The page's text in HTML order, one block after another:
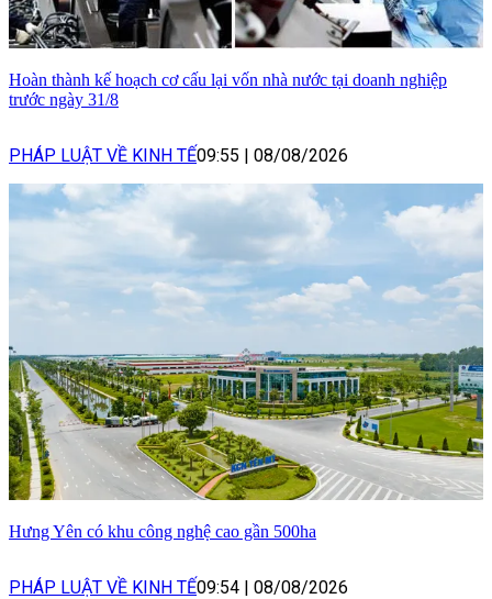
Hoàn thành kế hoạch cơ cấu lại vốn nhà nước tại doanh nghiệp
trước ngày 31/8
PHÁP LUẬT VỀ KINH TẾ09:55 | 08/08/2026
Hưng Yên có khu công nghệ cao gần 500ha
PHÁP LUẬT VỀ KINH TẾ09:54 | 08/08/2026